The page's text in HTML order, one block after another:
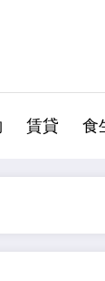
賃貸 食